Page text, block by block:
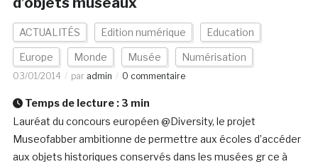
ACTUALITÉS Edition numérique Education
Europe Monde Musée Numérisation
03/01/2014 par admin 0 commentaire
Temps de lecture : 3 min
Lauréat du concours européen @Diversity, le projet
Museofabber ambitionne de permettre aux écoles d’accéder
aux objets historiques conservés dans les musées gr ce à